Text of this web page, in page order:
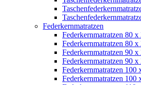
Federkernmatratzen
Federkernmatratzen 80 x
Federkernmatratzen 80 x
Federkernmatratzen 90 x
Federkernmatratzen 90 x
Federkernmatratzen 100
Federkernmatratzen 100